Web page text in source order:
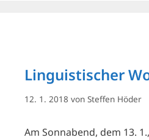
Linguistischer
12. 1. 2018 von Steffen Höder
Am Sonnabend, dem 13.